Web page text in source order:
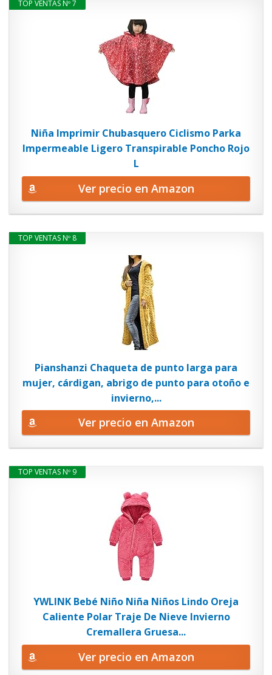
TOP VENTAS Nº 7
Niña Imprimir Chubasquero Ciclismo Parka
Impermeable Ligero Transpirable Poncho Rojo
L
Ver precio en Amazon
TOP VENTAS Nº 8
Pianshanzi Chaqueta de punto larga para
mujer, cárdigan, abrigo de punto para otoño e
invierno,...
Ver precio en Amazon
TOP VENTAS Nº 9
YWLINK Bebé Niño Niña Niños Lindo Oreja
Caliente Polar Traje De Nieve Invierno
Cremallera Gruesa...
Ver precio en Amazon